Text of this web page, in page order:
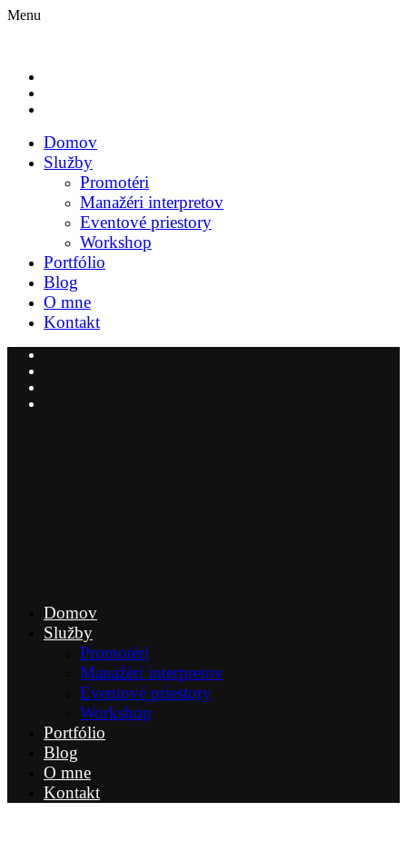
Menu
Domov
Služby
Promotéri
Manažéri interpretov
Eventové priestory
Workshop
Portfólio
Blog
O mne
Kontakt
Domov
Služby
Promotéri
Manažéri interpretov
Eventové priestory
Workshop
Portfólio
Blog
O mne
Kontakt